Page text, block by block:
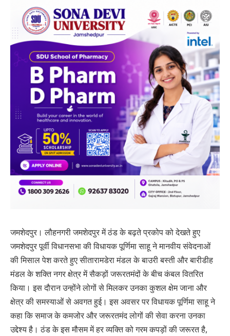
जमशेदपुर। लौहनगरी जमशेदपुर में ठंड के बढ़ते प्रकोप को देखते हुए
जमशेदपुर पूर्वी विधानसभा की विधायक पूर्णिमा साहू ने मानवीय संवेदनाओं
की मिसाल पेश करते हुए सीतारामडेरा मंडल के बाउरी बस्ती और बारीडीह
मंडल के शक्ति नगर क्षेत्र में सैकड़ों जरूरतमंदों के बीच कंबल वितरित
किया। इस दौरान उन्होंने लोगों से मिलकर उनका कुशल क्षेम जाना और
क्षेत्र की समस्याओं से अवगत हुई। इस अवसर पर विधायक पूर्णिमा साहू ने
कहा कि समाज के कमजोर और जरूरतमंद लोगों की सेवा करना उनका
उद्देश्य है। ठंड के इस मौसम में हर व्यक्ति को गरम कपड़ों की जरूरत है,